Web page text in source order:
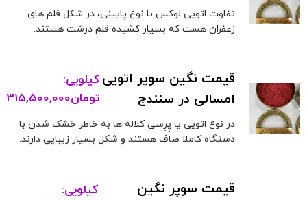
تفاوت اتویی لوکس با نوع پایینی، در شکل قلم های
زعفران هست که بسیار کشیده قلم درشت هستند.
قیمت نگین سوپر اتویی
امسالی در سنندج
کیلویی:
تومان315,500,000
در نوع اتویی یا پِرِسی کلاله ها به خاطر خشک شدن با
دستگاه کاملا صاف هستند و شکل بسیار زیبایی دارند.
قیمت سوپر نگین
کیلویی: